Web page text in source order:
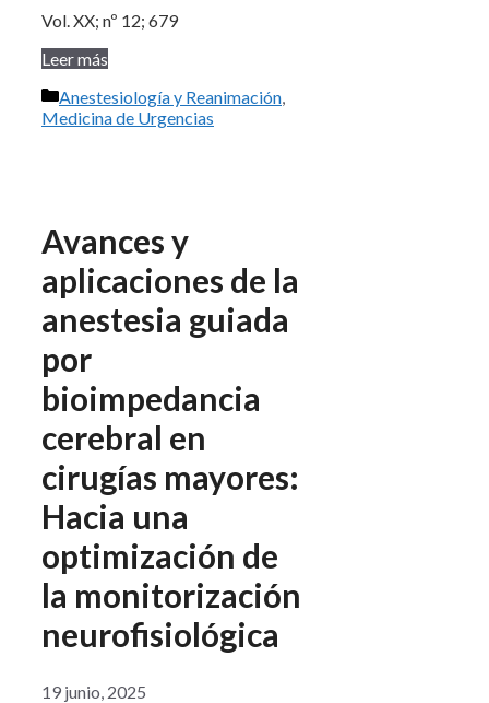
Vol. XX; nº 12; 679
Leer más
Categorías
Anestesiología y Reanimación,
Medicina de Urgencias
Avances y
aplicaciones de la
anestesia guiada
por
bioimpedancia
cerebral en
cirugías mayores:
Hacia una
optimización de
la monitorización
neurofisiológica
19 junio, 2025